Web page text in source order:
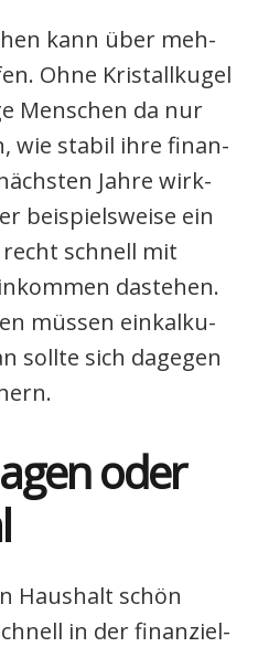
kann über meh­
Ohne Kris­tall­ku­gel
Men­schen da nur
wie sta­bil ihre finan­
Jah­re wirk­
bei­spiels­wei­se ein
schnell mit
daste­hen.
müs­sen ein­kal­ku­
soll­te sich dage­gen
oder
Haus­halt schön
in der finan­zi­el­